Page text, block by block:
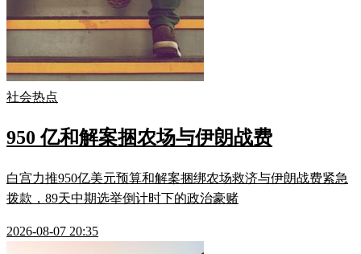
社会热点
950 亿和解案捆农场与伊朗战费
白宫力推950亿美元预算和解案捆绑农场救济与伊朗战费紧急
拨款，89天中期选举倒计时下的政治豪赌
2026-08-07 20:35